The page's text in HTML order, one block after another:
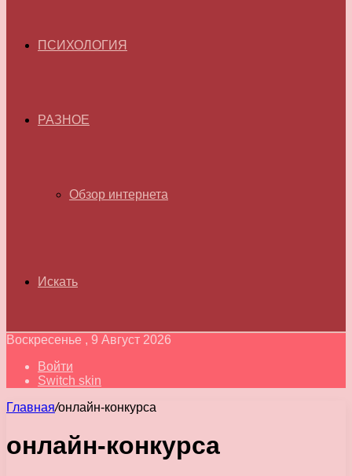
ПСИХОЛОГИЯ
РАЗНОЕ
Обзор интернета
Искать
Воскресенье , 9 Август 2026
Войти
Switch skin
Главная/онлайн-конкурса
онлайн-конкурса